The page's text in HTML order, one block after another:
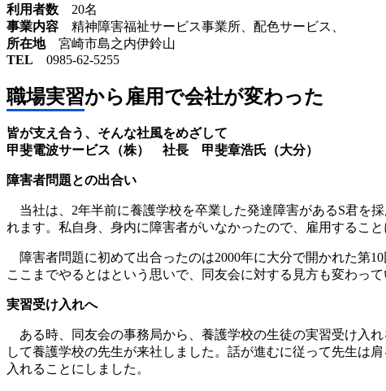
利用者数 20名
事業内容 精神障害福祉サービス事業所、配色サービス、
所在地宮崎市島之内伊鈴山
TEL 0985-62-5255
職場実習から雇用で会社が変わった
皆が支え合う、そんな社風をめざして
甲斐電波サービス（株） 社長 甲斐章浩氏（大分）
障害者問題との出合い
当社は、2年半前に養護学校を卒業した発達障害があるS君を
れます。私自身、身内に障害者がいなかったので、雇用するこ
障害者問題に初めて出合ったのは2000年に大分で開かれた第
ここまでやるとはという思いで、同友会に対する見方も変わって
実習受け入れへ
ある時、同友会の事務局から、養護学校の生徒の実習受け入
して養護学校の先生が来社しました。話が進むに従って先生は
入れることにしました。